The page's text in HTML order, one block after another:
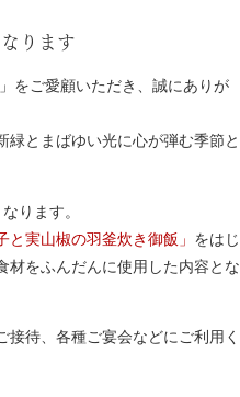
ります
をご愛顧いただき、誠にありが
とまばゆい光に心が弾む季節と
ります。
と実山椒の羽釜炊き御飯」 をはじ
材をふんだんに使用した内容とな
待、各種ご宴会などにご利用く